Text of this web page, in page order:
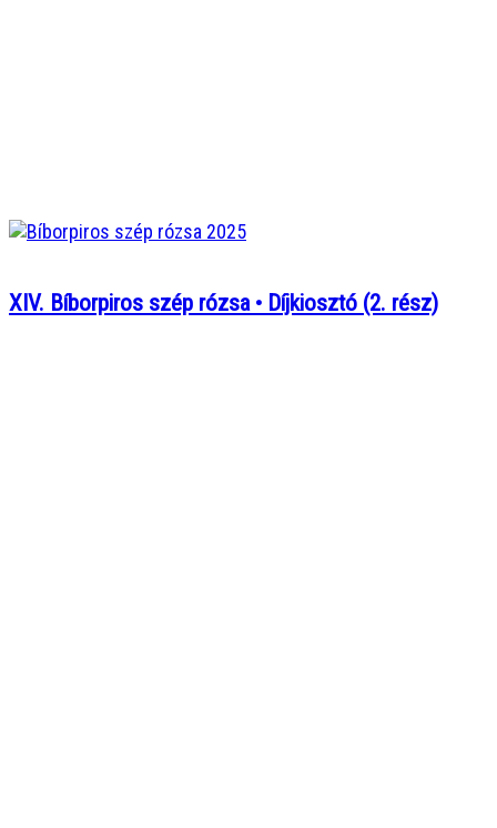
XIV. Bíborpiros szép rózsa • Díjkiosztó (2. rész)